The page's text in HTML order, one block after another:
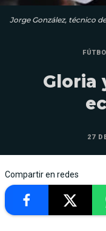
Jorge González, técnico
Gloria
27
Compartir en redes